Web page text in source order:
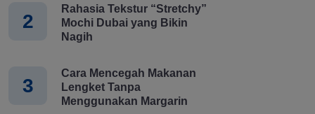
2
Rahasia Tekstur “Stretchy”
Mochi Dubai yang Bikin
Nagih
3
Cara Mencegah Makanan
Lengket Tanpa
Menggunakan Margarin